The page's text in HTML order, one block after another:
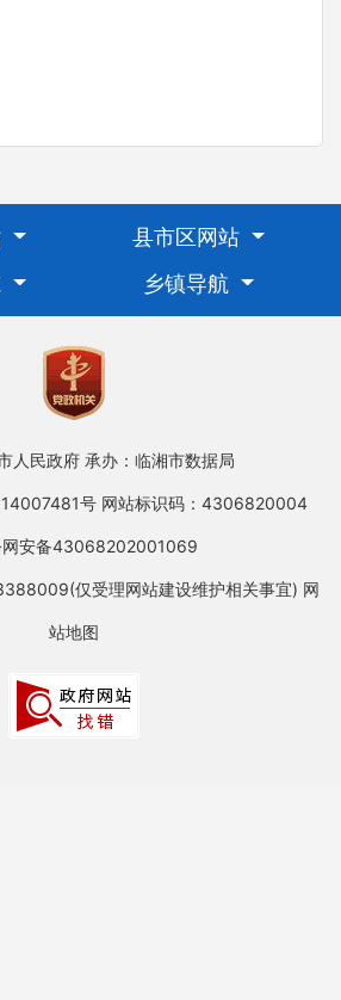
县市区网站
乡镇导航
人民政府 承办：临湘市数据局
号 网站标识码：4306820004
网安备43068202001069
仅受理网站建设维护相关事宜) 网
站地图